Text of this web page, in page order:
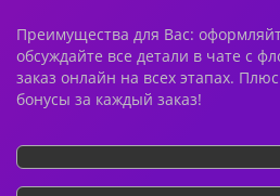
Преимущества для Вас:
обсуждайте все детали в чате с
заказ онлайн на всех этапах.
бонусы за каждый заказ!